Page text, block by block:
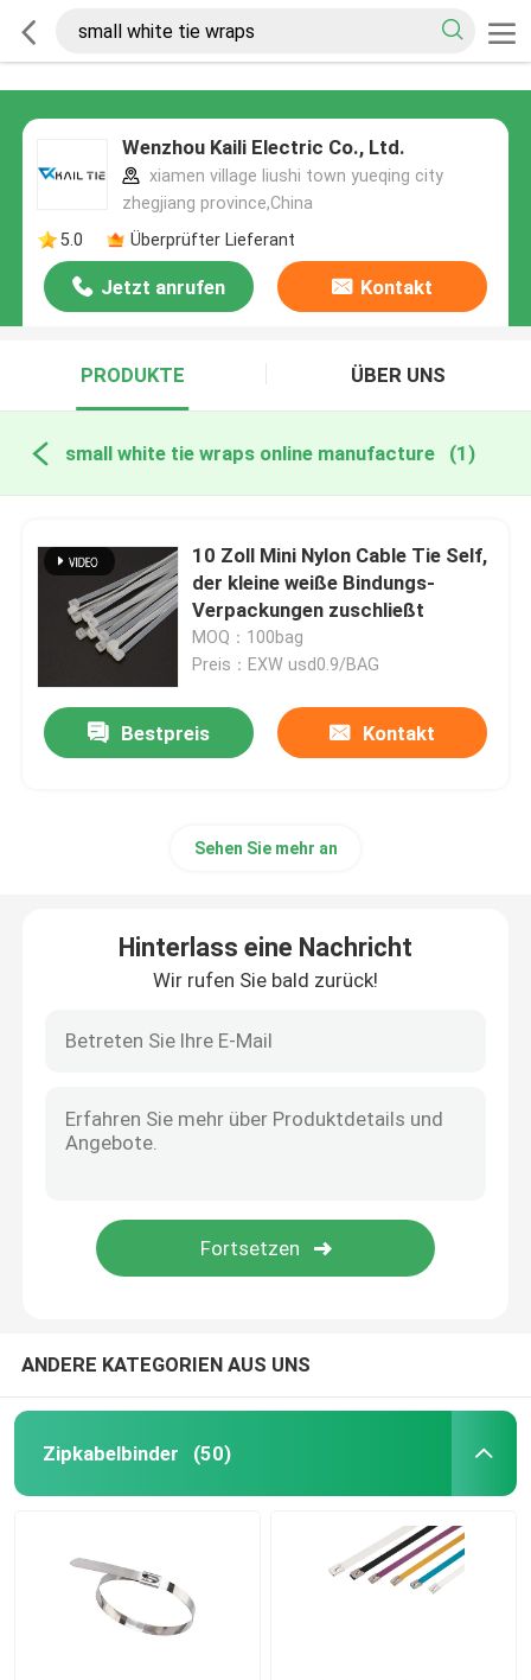
Wenzhou Kaili Electric Co., Ltd.
xiamen village liushi town yueqing city
zhegjiang province,China
5.0
Überprüfter Lieferant
Jetzt anrufen Kontakt
PRODUKTE ÜBER UNS
small white tie wraps online manufacture (1)
10 Zoll Mini Nylon Cable Tie Self,
der kleine weiße Bindungs-
Verpackungen zuschließt
MOQ：100bag
Preis：EXW usd0.9/BAG
Bestpreis Kontakt
Sehen Sie mehr an
Hinterlass eine Nachricht
Wir rufen Sie bald zurück!
ANDERE KATEGORIEN AUS UNS
Zipkabelbinder (50)